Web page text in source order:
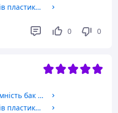
Ємність для води 3000 літрів пластикова вертикальна харчова двошарова. Бак, резервуар 3000 літрів, 3 куби.
0 0
Штуцер для врізування в ємність бак 1 дюйма з підтискною контргайкою пластиковий. Врізка в бак, резервуар.
Ємність для води 3000 літрів пластикова вертикальна харчова двошарова. Бак, резервуар 3000 літрів, 3 куби.